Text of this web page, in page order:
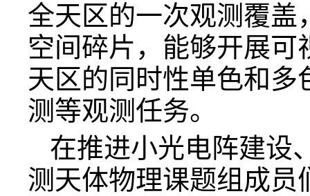
全天区的一次观测覆盖
空间碎片，能够开展
天区的同时性单色和
测等观测任务。
在推进小光电阵建设
测天体物理课题组成员